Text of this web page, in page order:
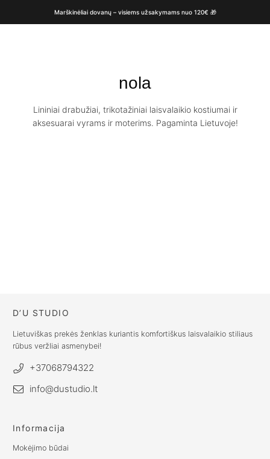
Marškinėliai dovanų – visiems užsakymams nuo 120€ 🎁
nola
Lininiai drabužiai, trikotažiniai laisvalaikio kostiumai ir
aksesuarai vyrams ir moterims. Pagaminta Lietuvoje!
D’U STUDIO
Lietuviškas prekės ženklas kuriantis komfortiškus laisvalaikio stiliaus
rūbus veržliai asmenybei!
+37068794322
info@dustudio.lt
Informacija
Mokėjimo būdai